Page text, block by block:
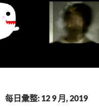
要
每日彙整: 12 9 月, 2019